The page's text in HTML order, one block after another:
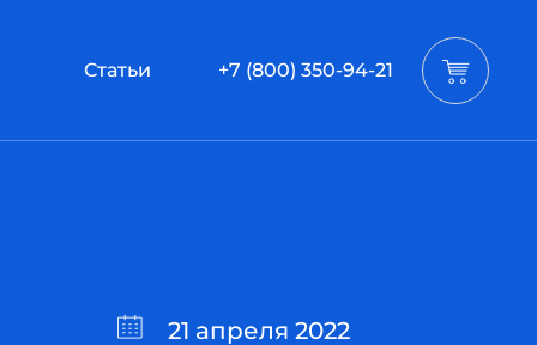
Статьи +7 (800) 350-94-21
21 апреля 2022